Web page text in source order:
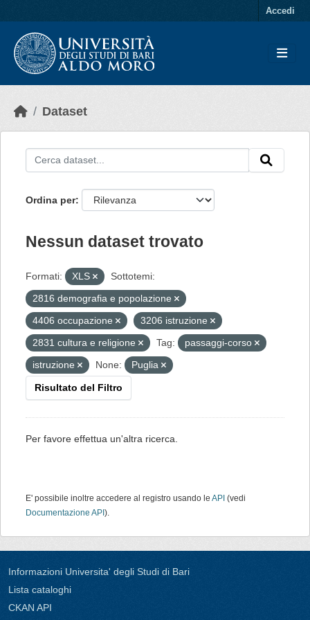
Accedi
Dataset
Ordina per
Nessun dataset trovato
Formati: XLS
Sottotemi:
2816 demografia e popolazione
4406 occupazione
3206 istruzione
2831 cultura e religione
Tag:
passaggi-corso
istruzione
None: Puglia
Risultato del Filtro
Per favore effettua un'altra ricerca.
E' possibile inoltre accedere al registro usando le API (vedi
Documentazione API ).
Informazioni Universita' degli Studi di Bari
Lista cataloghi
CKAN API